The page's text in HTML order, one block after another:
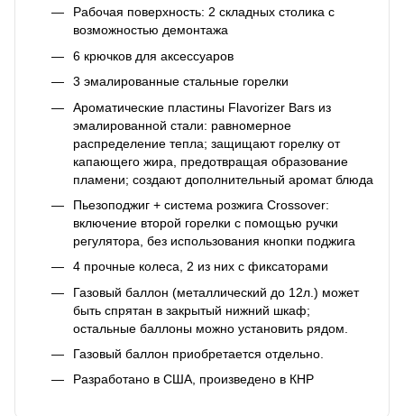
Рабочая поверхность: 2 складных столика с
возможностью демонтажа
6 крючков для аксессуаров
3 эмалированные стальные горелки
Ароматические пластины Flavorizer Bars из
эмалированной стали: равномерное
распределение тепла; защищают горелку от
капающего жира, предотвращая образование
пламени; создают дополнительный аромат блюда
Пьезоподжиг + система розжига Crossover:
включение второй горелки с помощью ручки
регулятора, без использования кнопки поджига
4 прочные колеса, 2 из них с фиксаторами
Газовый баллон (металлический до 12л.) может
быть спрятан в закрытый нижний шкаф;
остальные баллоны можно установить рядом.
Газовый баллон приобретается отдельно.
Разработано в США, произведено в КНР